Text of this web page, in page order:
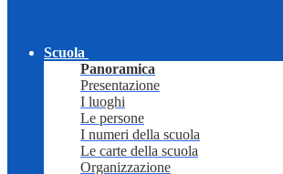
Scuola
Panoramica
Presentazione
I luoghi
Le persone
I numeri della scuola
Le carte della scuola
Organizzazione